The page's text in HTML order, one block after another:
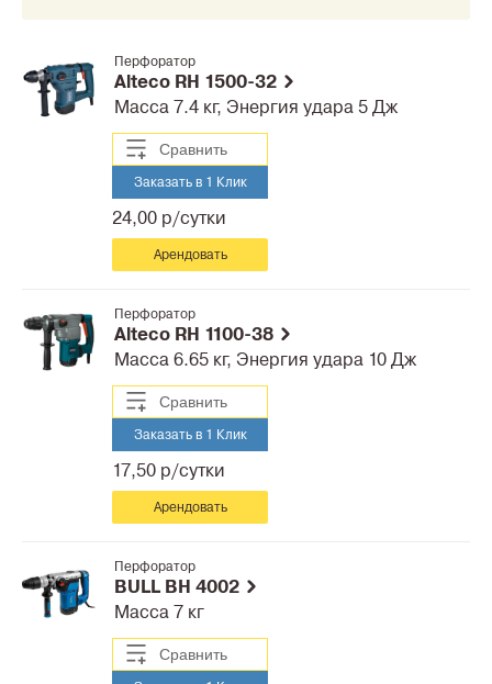
Перфоратор
Alteco RH 1500-32
Масса 7.4 кг, Энергия удара 5 Дж
Арендовать
24,00 р/сутки
Заказать в 1 Клик
Сравнить
Перфоратор
Alteco RH 1100-38
Масса 6.65 кг, Энергия удара 10 Дж
Арендовать
17,50 р/сутки
Заказать в 1 Клик
Сравнить
Перфоратор
BULL BH 4002
Масса 7 кг
Сравнить